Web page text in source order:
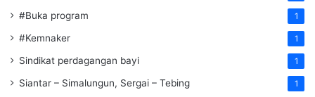
#Buka program 1
#Kemnaker 1
Sindikat perdagangan bayi 1
Siantar – Simalungun, Sergai – Tebing 1